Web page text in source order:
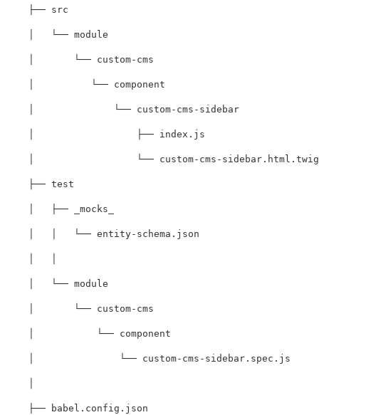
    ├── src
    │   └── module
    │       └── custom-cms
    │          └── component
    │              └── custom-cms-sidebar
    │                  ├── index.js
    │                  └── custom-cms-sidebar.html.twig
    ├── test
    │   ├── _mocks_
    │   │   └── entity-schema.json
    │   └── module
    │       └── custom-cms
    │           └── component
    │               └── custom-cms-sidebar.spec.js
    ├── babel.config.json